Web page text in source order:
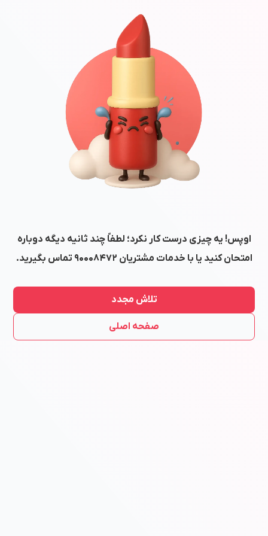
اوپس! یه چیزی درست کار نکرد؛ لطفاً چند ثانیه دیگه دوباره
امتحان کنید یا با خدمات مشتریان ۹۰۰۰۸۴۷۲ تماس بگیرید.
تلاش مجدد
صفحه اصلی